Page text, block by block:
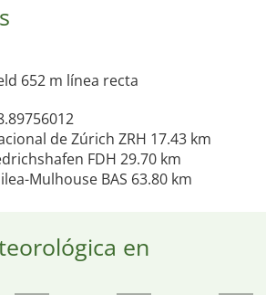
652 m línea recta
de Zúrich ZRH 17.43 km
FDH 29.70 km
Mulhouse BAS 63.80 km
en